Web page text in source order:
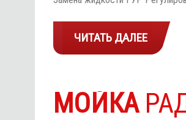
ЧИТАТЬ ДАЛЕЕ
МОЙКА